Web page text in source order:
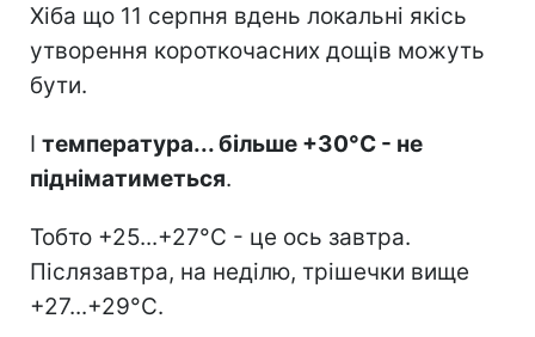
Хіба що 11 серпня вдень локальні якісь
утворення короткочасних дощів можуть
бути.
І температура... більше +30°C - не
підніматиметься.
Тобто +25...+27°C - це ось завтра.
Післязавтра, на неділю, трішечки вище
+27...+29°C.